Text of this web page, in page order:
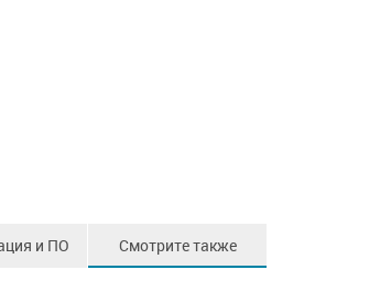
и ПО Смотрите также